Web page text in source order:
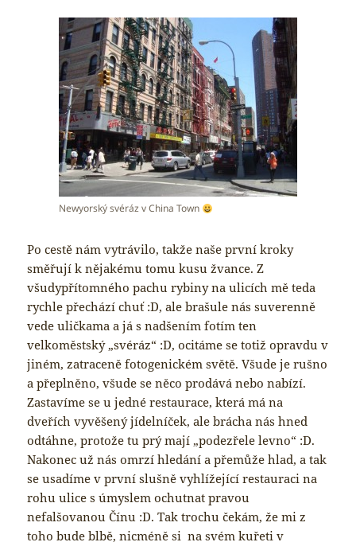
Newyorský svéráz v China Town
Po cestě nám vytrávilo, takže naše první kroky
směřují k nějakému tomu kusu žvance. Z
všudypřítomného pachu rybiny na ulicích mě teda
rychle přechází chuť :D, ale brašule nás suverenně
vede uličkama a já s nadšením fotím ten
velkoměstský „svéráz“ :D, ocitáme se totiž opravdu v
jiném, zatraceně fotogenickém světě. Všude je rušno
a přeplněno, všude se něco prodává nebo nabízí.
Zastavíme se u jedné restaurace, která má na
dveřích vyvěšený jídelníček, ale brácha nás hned
odtáhne, protože tu prý mají „podezřele levno“ :D.
Nakonec už nás omrzí hledání a přemůže hlad, a tak
se usadíme v první slušně vyhlížející restauraci na
rohu ulice s úmyslem ochutnat pravou
nefalšovanou Čínu :D. Tak trochu čekám, že mi z
toho bude blbě, nicméně si na svém kuřeti v